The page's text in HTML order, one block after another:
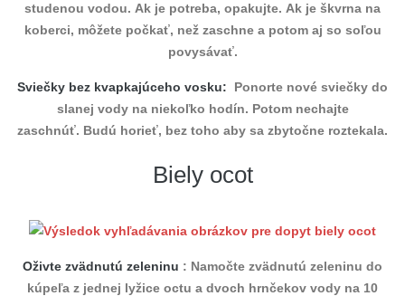
studenou vodou. Ak je potreba, opakujte. Ak je škvrna na
koberci, môžete počkať, než zaschne a potom aj so soľou
povysávať.
Sviečky bez kvapkajúceho vosku: Ponorte nové sviečky do
slanej vody na niekoľko hodín. Potom nechajte
zaschnúť. Budú horieť, bez toho aby sa zbytočne roztekala.
Biely ocot
Oživte zvädnutú zeleninu : Namočte zvädnutú zeleninu do
kúpeľa z jednej lyžice octu a dvoch hrnčekov vody na 10